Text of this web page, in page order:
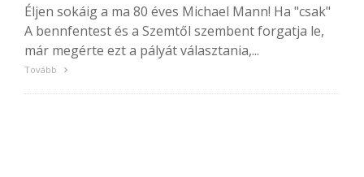
Éljen sokáig a ma 80 éves Michael Mann! Ha "csak"
A bennfentest és a Szemtől szembent forgatja le,
már megérte ezt a pályát választania,...
Tovább